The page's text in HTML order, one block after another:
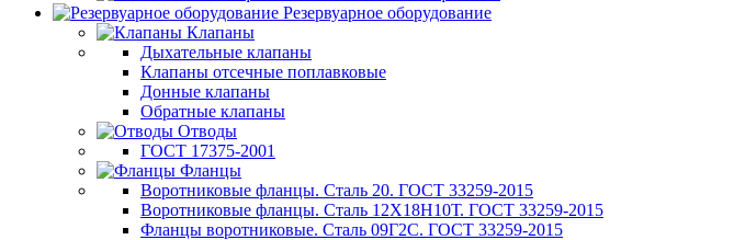
Резервуарное оборудование
Клапаны
Дыхательные клапаны
Клапаны отсечные поплавковые
Донные клапаны
Обратные клапаны
Отводы
ГОСТ 17375-2001
Фланцы
Воротниковые фланцы. Сталь 20. ГОСТ 33259-2015
Воротниковые фланцы. Сталь 12Х18Н10Т. ГОСТ 33259-2015
Фланцы воротниковые. Сталь 09Г2С. ГОСТ 33259-2015